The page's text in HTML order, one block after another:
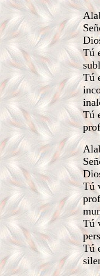
Tú
Tú
Tú
Tú
Tú
Tú